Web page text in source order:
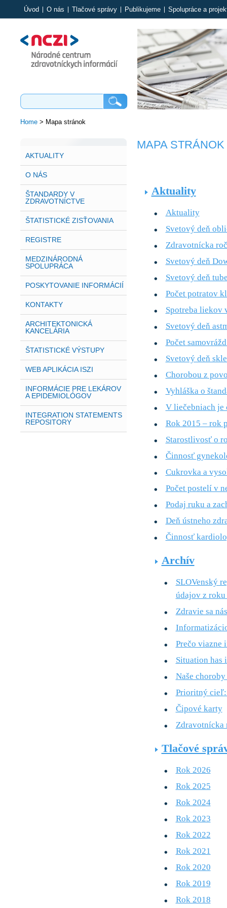
Úvod O nás Tlačové správy Publikujeme Spolupráce a
Home> Mapa stránok
AKTUALITY
O NÁS
ŠTANDARDY V
ZDRAVOTNÍCTVE
ŠTATISTICKÉ ZISŤOVANIA
REGISTRE
MEDZINÁRODNÁ
SPOLUPRÁCA
POSKYTOVANIE INFORMÁCIÍ
KONTAKTY
ARCHITEKTONICKÁ
KANCELÁRIA
ŠTATISTICKÉ VÝSTUPY
WEB APLIKÁCIA ISZI
INFORMÁCIE PRE LEKÁROV
A EPIDEMIOLÓGOV
INTEGRATION STATEMENTS
REPOSITORY
MAPA STRÁNOK
Aktuality
Aktuality
Svetový deň
Zdravotnícka
Svetový deň
Svetový deň
Počet potratov
Spotreba liekov
Svetový deň
Počet
Svetový deň
Chorobou z
Vyhláška o
V liečebniach je
Rok 2015 – rok
Starostlivosť o
Činnosť
Cukrovka a
Počet postelí v
Podaj ruku a
Deň ústneho
Činnosť
Archív
SLOVenský
údajov z roku
Zdravie sa
Prečo viazne
Situation has
Naše
Prioritný
Čipové karty
Zdravotnícka
Tlačové
Rok 2026
Rok 2025
Rok 2024
Rok 2023
Rok 2022
Rok 2021
Rok 2020
Rok 2019
Rok 2018